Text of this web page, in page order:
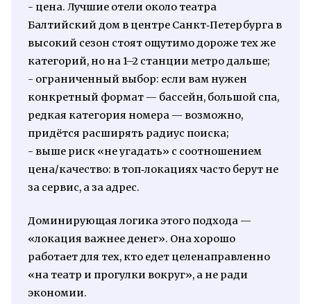
- цена. Лучшие отели около театра
Балтийский дом в центре Санкт‑Петербурга в
высокий сезон стоят ощутимо дороже тех же
категорий, но на 1–2 станции метро дальше;
- ограниченный выбор: если вам нужен
конкретный формат — бассейн, большой спа,
редкая категория номера — возможно,
придётся расширять радиус поиска;
- выше риск «не угадать» с соотношением
цена/качество: в топ‑локациях часто берут не
за сервис, а за адрес.
Доминирующая логика этого подхода —
«локация важнее денег». Она хорошо
работает для тех, кто едет целенаправленно
«на театр и прогулки вокруг», а не ради
экономии.